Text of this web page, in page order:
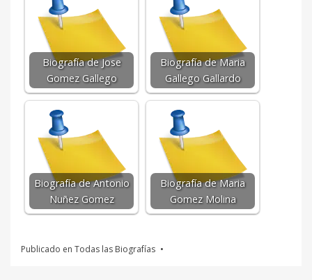
Biografía de Jose
Gomez Gallego
Biografía de Maria
Gallego Gallardo
Biografía de Antonio
Nuñez Gomez
Biografía de Maria
Gomez Molina
Publicado en Todas las Biografías